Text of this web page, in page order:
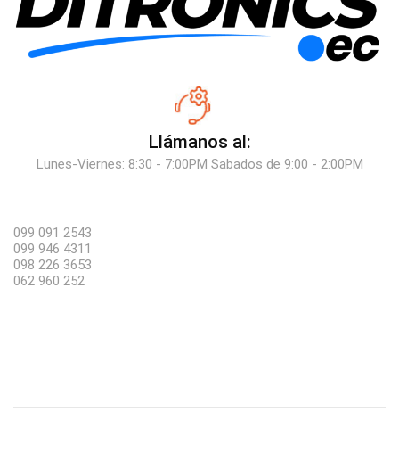
Llámanos al:
Lunes-Viernes: 8:30 - 7:00PM Sabados de 9:00 - 2:00PM
099 091 2543
099 946 4311
098 226 3653
062 960 252